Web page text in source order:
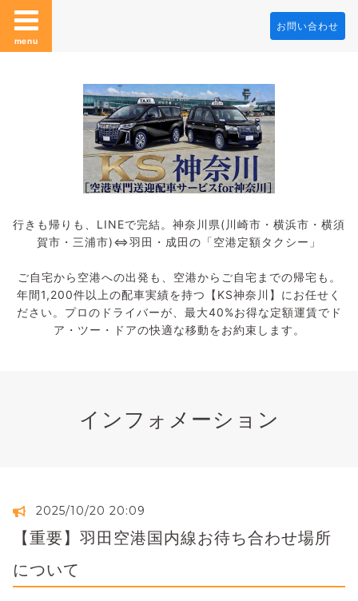
menu
お問い合わせ
行きも帰りも、LINEで完結。神奈川県(川崎市・横浜市・横須
賀市・三浦市)⇔羽田・成田の「空港定額タクシー」
ご自宅から空港への出発も、空港からご自宅までの帰宅も。
年間1,200件以上の配車実績を持つ【KS神奈川】にお任せく
ださい。プロのドライバーが、最大40%お得な定額運賃でド
ア・ツー・ドアの快適な移動をお約束します。
インフォメーション
2025/10/20 20:09
【重要】羽田空港国内線お待ち合わせ場所
について